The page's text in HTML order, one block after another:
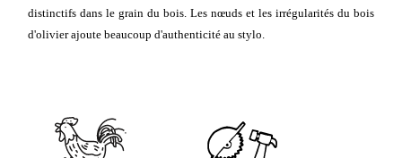
distinctifs dans le grain du bois. Les nœuds et les irrégularités du bois
d'olivier ajoute beaucoup d'authenticité au stylo.